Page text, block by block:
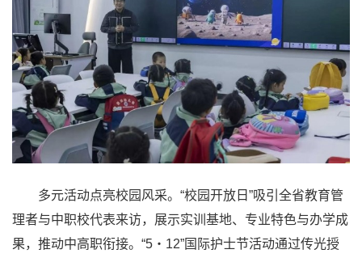
多元活动点亮校园风采。“校园开放日”吸引全省教育管
理者与中职校代表来访，展示实训基地、专业特色与办学成
果，推动中高职衔接。“5・12”国际护士节活动通过传光授